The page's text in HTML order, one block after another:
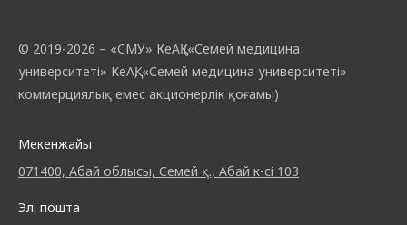
© 2019-2026 – «СМУ» КеАҚ («Семей медицина
университеті» КеАҚ, «Семей медицина университеті»
коммерциялық емес акционерлік қоғамы)
Мекенжайы
071400, Абай облысы, Семей қ., Абай к-сі 103
Эл. пошта